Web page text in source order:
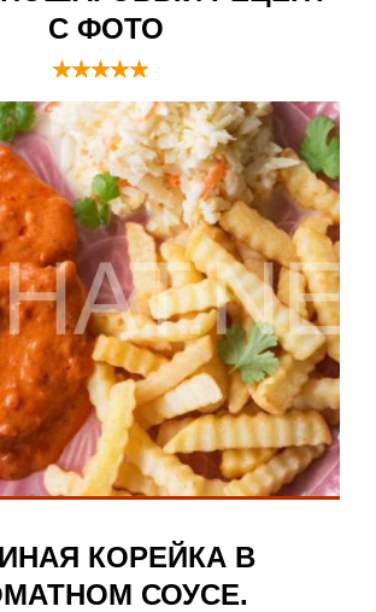
С ФОТО
КОРЕЙКА В
СОУСЕ.